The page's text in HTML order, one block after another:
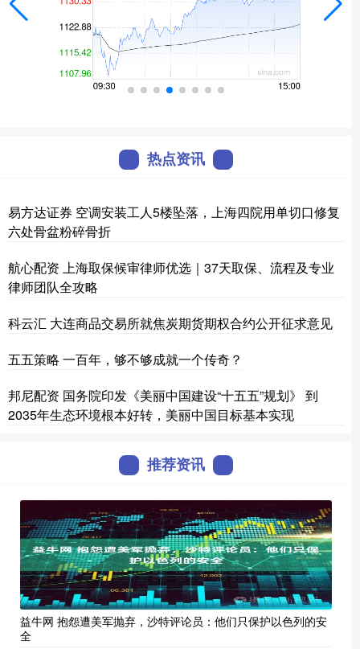
热点资讯
易方达证券 空调安装工人5楼坠落，上海四院用单切口修复
六处骨盆粉碎骨折
航心配资 上海取保候审律师优选｜37天取保、流程及专业
律师团队全攻略
科云汇 大连商品交易所就焦炭期货期权合约公开征求意见
五五策略 一百年，够不够成就一个传奇？
邦尼配资 国务院印发《美丽中国建设“十五五”规划》 到
2035年生态环境根本好转，美丽中国目标基本实现
推荐资讯
益牛网 抱怨遭美军抛弃，沙特评论员：他们只保护以色列的安
全